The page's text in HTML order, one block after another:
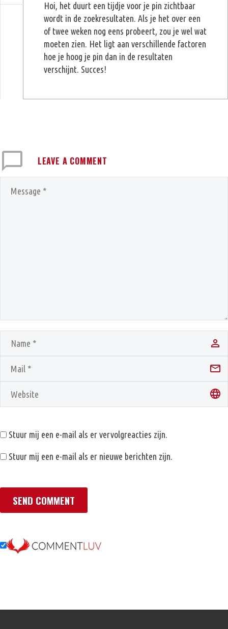
Hoi, het duurt een tijdje voor je pin zichtbaar
wordt in de zoekresultaten. Als je het over een
of twee weken nog eens probeert, zou je wel wat
moeten zien. Het ligt aan verschillende factoren
hoe je hoog je pin dan in de resultaten
verschijnt. Succes!
LEAVE A COMMENT
Stuur mij een e-mail als er vervolgreacties zijn.
Stuur mij een e-mail als er nieuwe berichten zijn.
SEND COMMENT